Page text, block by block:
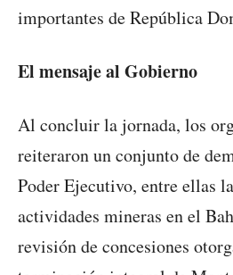
importantes de República
El mensaje al Gobierno
Al concluir la jornada, los
reiteraron un conjunto de
Poder Ejecutivo, entre ellas
actividades mineras en el
revisión de concesiones